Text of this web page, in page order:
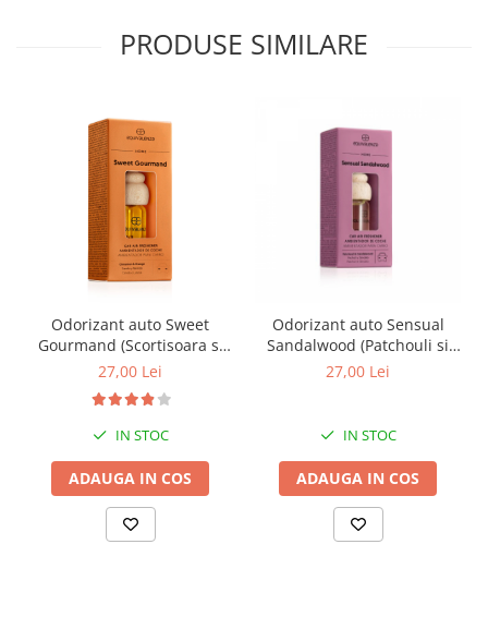
PRODUSE SIMILARE
Odorizant auto Sweet
Gourmand (Scortisoara si
portocala), Equivalenza, 6
27,00 Lei
IN STOC
ADAUGA IN COS
Odorizant auto Sensual
Sandalwood (Patchouli si
lemn de santal),
27,00 Lei
IN STOC
ADAUGA IN COS